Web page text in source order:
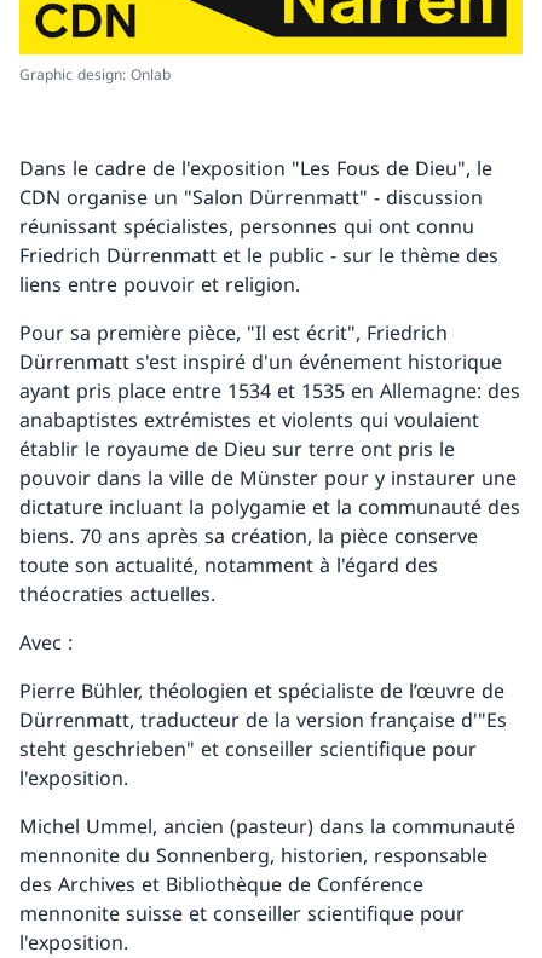
Graphic design: Onlab
Dans le cadre de l'exposition "Les Fous de Dieu", le
CDN organise un "Salon Dürrenmatt" - discussion
réunissant spécialistes, personnes qui ont connu
Friedrich Dürrenmatt et le public - sur le thème des
liens entre pouvoir et religion.
Pour sa première pièce, "Il est écrit", Friedrich
Dürrenmatt s'est inspiré d'un événement historique
ayant pris place entre 1534 et 1535 en Allemagne: des
anabaptistes extrémistes et violents qui voulaient
établir le royaume de Dieu sur terre ont pris le
pouvoir dans la ville de Münster pour y instaurer une
dictature incluant la polygamie et la communauté des
biens. 70 ans après sa création, la pièce conserve
toute son actualité, notamment à l'égard des
théocraties actuelles.
Avec :
Pierre Bühler, théologien et spécialiste de l’œuvre de
Dürrenmatt, traducteur de la version française d'"Es
steht geschrieben" et conseiller scientifique pour
l'exposition.
Michel Ummel, ancien (pasteur) dans la communauté
mennonite du Sonnenberg, historien, responsable
des Archives et Bibliothèque de Conférence
mennonite suisse et conseiller scientifique pour
l'exposition.